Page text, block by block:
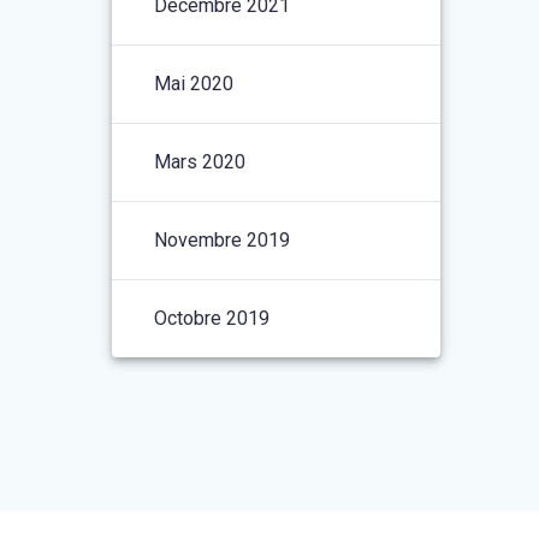
Décembre 2021
Mai 2020
Mars 2020
Novembre 2019
Octobre 2019